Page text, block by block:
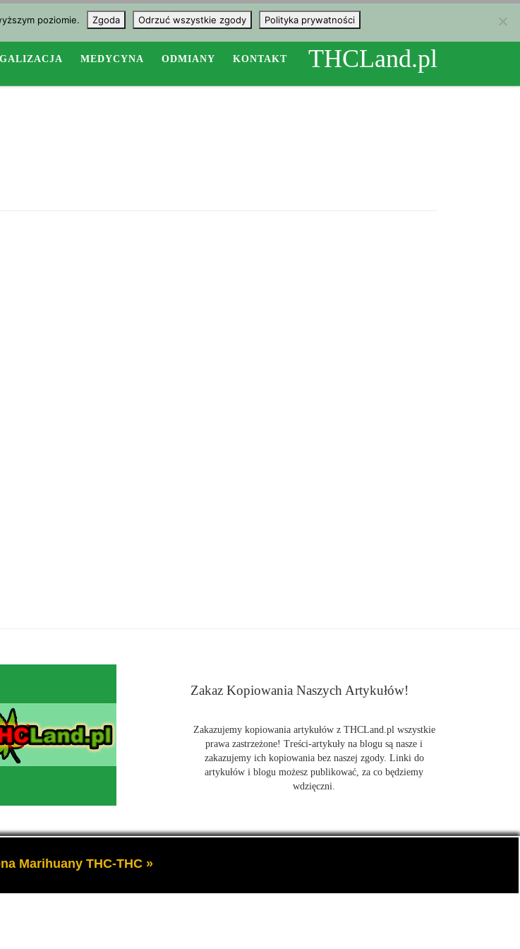
THCLand.pl
MEDYCYNA ODMIANY KONTAKT
Zakaz Kopiowania Naszych Artykułów!
Zakazujemy kopiowania artykułów z THCLand.pl wszystkie
prawa zastrzeżone! Treści-artykuły na blogu są nasze i
zakazujemy ich kopiowania bez naszej zgody. Linki do
artykułów i blogu możesz publikować, za co będziemy
wdzięczni.
marihuany, konopi i cannabis oraz THC a także CBD.
poziomie. Zgoda Odrzuć wszystkie zgody Polityka prywatności
Marihuany THC-THC »